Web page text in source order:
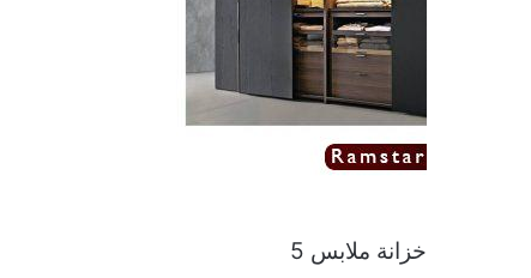
خزانة ملابس 5